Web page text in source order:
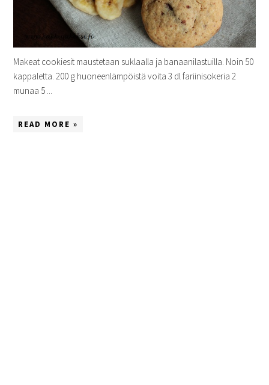
Makeat cookiesit maustetaan suklaalla ja banaanilastuilla. Noin 50
kappaletta. 200 g huoneenlämpöistä voita 3 dl fariinisokeria 2
munaa 5 ...
READ MORE »